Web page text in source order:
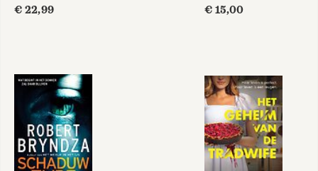
€ 22,99
€ 15,00